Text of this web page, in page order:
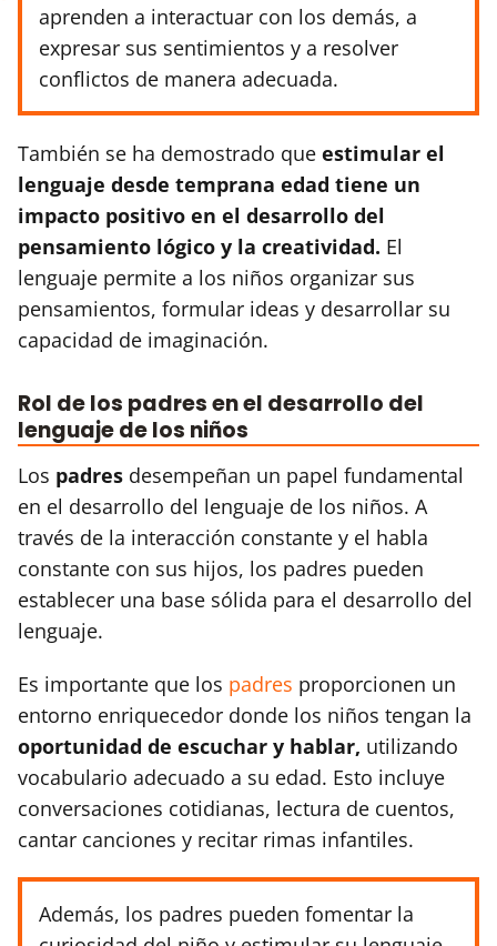
aprenden a interactuar con los demás, a
expresar sus sentimientos y a resolver
conflictos de manera adecuada.
También se ha demostrado que estimular el
lenguaje desde temprana edad tiene un
impacto positivo en el desarrollo del
pensamiento lógico y la creatividad. El
lenguaje permite a los niños organizar sus
pensamientos, formular ideas y desarrollar su
capacidad de imaginación.
Rol de los padres en el desarrollo del
lenguaje de los niños
Los padres desempeñan un papel fundamental
en el desarrollo del lenguaje de los niños. A
través de la interacción constante y el habla
constante con sus hijos, los padres pueden
establecer una base sólida para el desarrollo del
lenguaje.
Es importante que los padres proporcionen un
entorno enriquecedor donde los niños tengan la
oportunidad de escuchar y hablar, utilizando
vocabulario adecuado a su edad. Esto incluye
conversaciones cotidianas, lectura de cuentos,
cantar canciones y recitar rimas infantiles.
Además, los padres pueden fomentar la